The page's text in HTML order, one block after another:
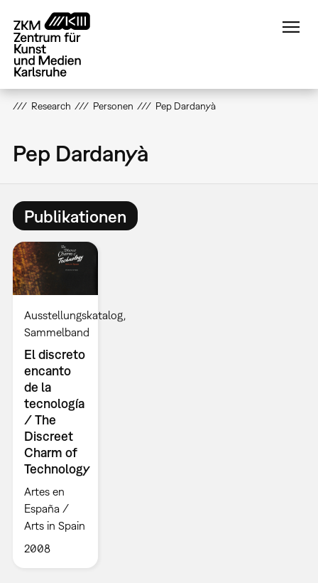
zum
Inhalt
Research Personen Pep Dardanyà
Pep Dardanyà
Publikationen
Ausstellungskatalog
Sammelband
El discreto
encanto
de la
tecnología
/ The
Discreet
Charm of
Technology
Artes en
España /
Arts in Spain
2008